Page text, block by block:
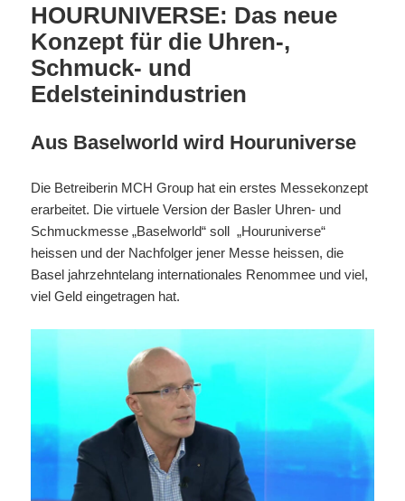
HOURUNIVERSE: Das neue
Konzept für die Uhren-,
Schmuck- und
Edelsteinindustrien
Aus Baselworld wird Houruniverse
Die Betreiberin MCH Group hat ein erstes Messekonzept
erarbeitet. Die virtuele Version der Basler Uhren- und
Schmuckmesse „Baselworld“ soll „Houruniverse“
heissen und der Nachfolger jener Messe heissen, die
Basel jahrzehntelang internationales Renommee und viel,
viel Geld eingetragen hat.